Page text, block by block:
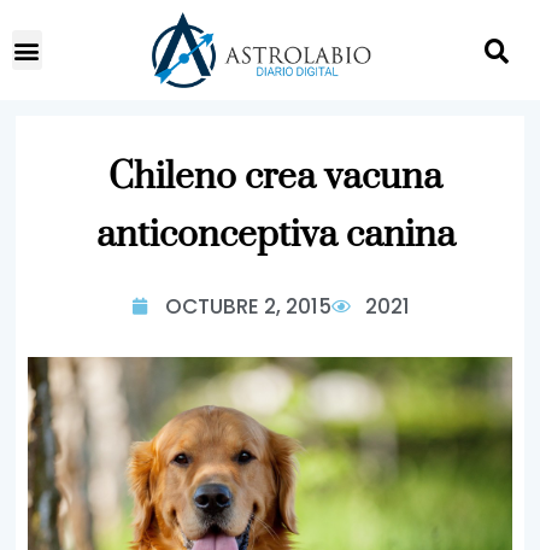
Chileno crea vacuna
anticonceptiva canina
OCTUBRE 2, 2015 2021